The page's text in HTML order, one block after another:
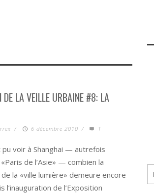
DE LA VEILLE URBAINE #8: LA
/ 6 décembre 2010 / 1
pu voir à Shanghai — autrefois
de l’Asie» — combien la
la «ville lumière» demeure encore
l’inauguration de l’Exposition